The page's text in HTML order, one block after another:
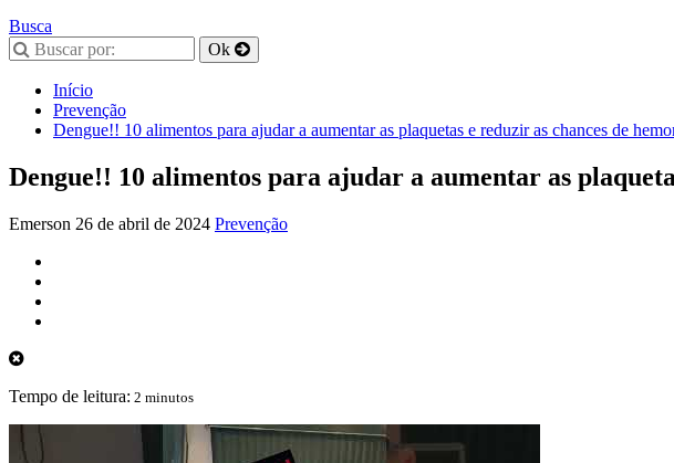
Busca
Início
Prevenção
Dengue!! 10 alimentos para ajudar a aumentar as plaquetas e reduzir as chances de
Dengue!! 10 alimentos para ajudar a aumentar as
Emerson 26 de abril de 2024 Prevenção
Tempo de leitura: 2 minutos